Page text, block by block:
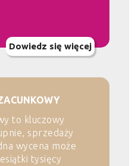
Dowiedz się więcej
to kluczowy
sprzedaży
wycena może
tysięcy